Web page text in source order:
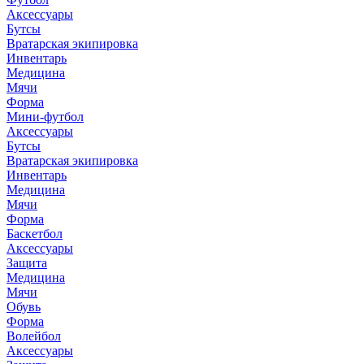
Аксессуары
Бутсы
Вратарская экипировка
Инвентарь
Медицина
Мячи
Форма
Мини-футбол
Аксессуары
Бутсы
Вратарская экипировка
Инвентарь
Медицина
Мячи
Форма
Баскетбол
Аксессуары
Защита
Медицина
Мячи
Обувь
Форма
Волейбол
Аксессуары